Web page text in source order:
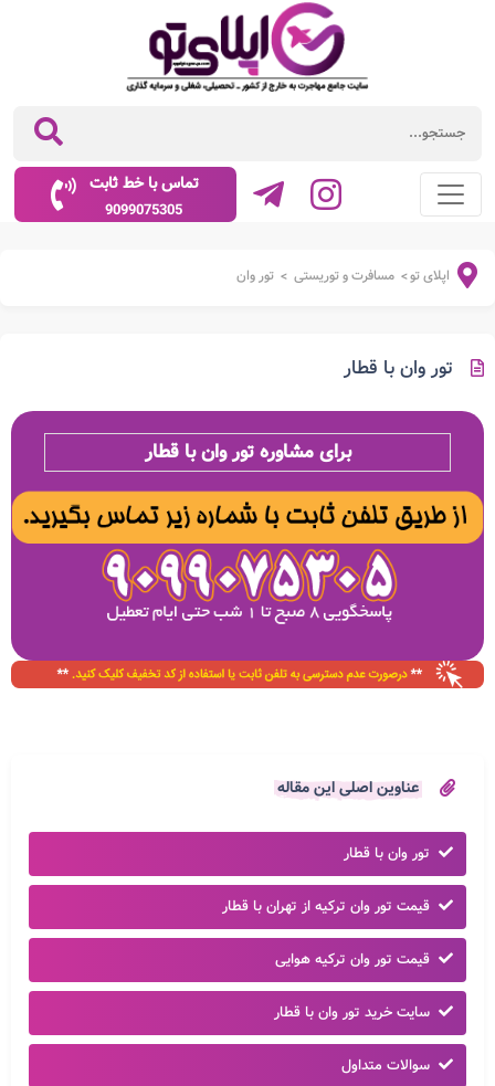
تماس با خط ثابت
9099075305
اپلای تو> مسافرت و توریستی > تور وان
تور وان با قطار
برای مشاوره تور وان با قطار
عناوین اصلی این مقاله
تور وان با قطار
قیمت تور وان ترکیه از تهران با قطار
قیمت تور وان ترکیه هوایی
سایت خرید تور وان با قطار
سوالات متداول